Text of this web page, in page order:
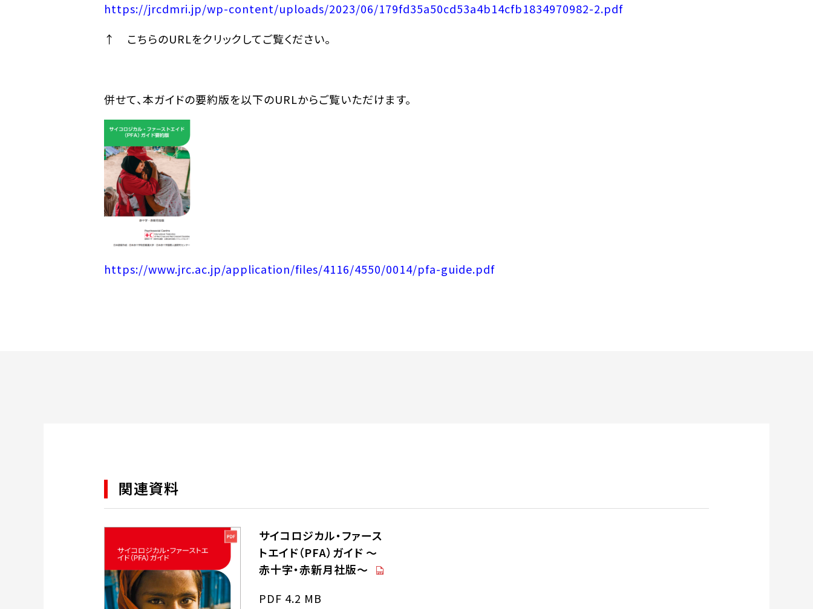
https://jrcdmri.jp/wp-content/uploads/2023/06/179fd35a50cd53a4b14cfb1834970982-2.pdf
↑ こちらのURLをクリックしてご覧ください。
併せて、本ガイドの要約版を以下のURLからご覧いただけます。
https://www.jrc.ac.jp/application/files/4116/4550/0014/pfa-guide.pdf
関連資料
サイコロジカル・ファース
トエイド（PFA）ガイド ～
赤十字・赤新月社版～
PDF 4.2 MB